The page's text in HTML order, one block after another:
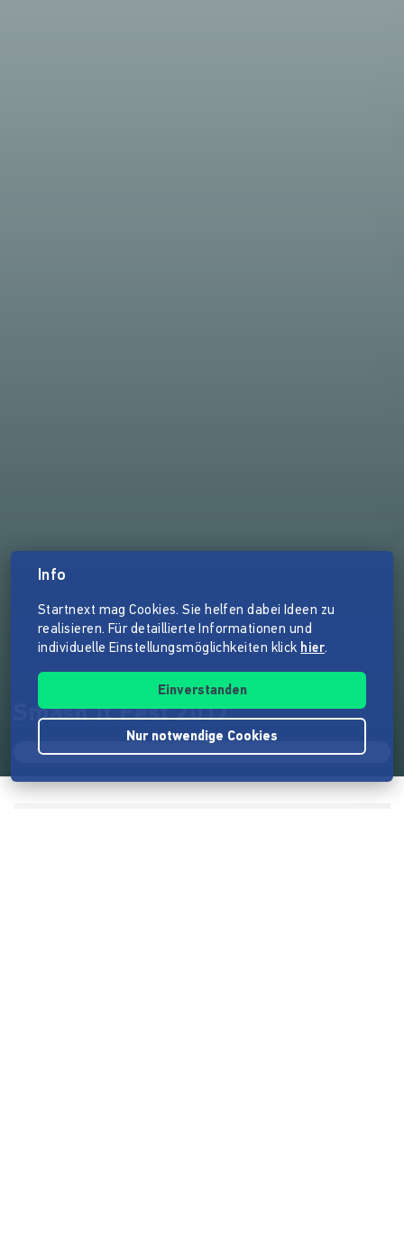
Smash It Fest 2017
Info
Startnext mag Cookies. Sie helfen dabei Ideen zu
realisieren. Für detaillierte Informationen und
individuelle Einstellungsmöglichkeiten klick hier.
Einverstanden
Nur notwendige Cookies